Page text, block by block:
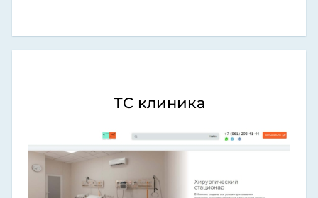
ТС клиника